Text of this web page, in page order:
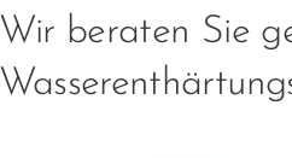
Wir beraten Sie